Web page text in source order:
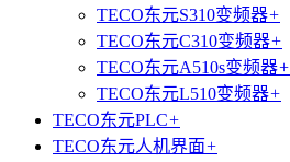
TECO东元S310变频器+
TECO东元C310变频器+
TECO东元A510s变频器+
TECO东元L510变频器+
TECO东元PLC+
TECO东元人机界面+